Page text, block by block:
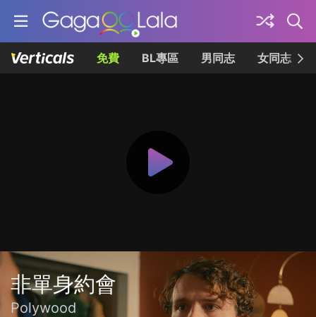
免費 BL專區 男同志 女同志
非單身約會
Polywood